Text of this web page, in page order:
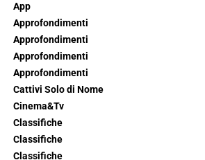
App
Approfondimenti
Approfondimenti
Approfondimenti
Approfondimenti
Cattivi Solo di Nome
Cinema&Tv
Classifiche
Classifiche
Classifiche